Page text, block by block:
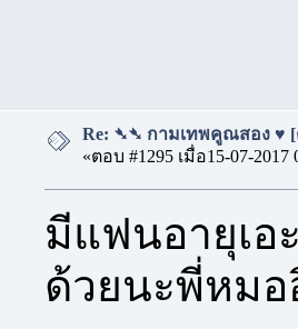
Re: ➴➴ กามเทพคูณสอง ♥ [
«ตอบ #1295 เมื่อ15-07-2017
มีแฟนอายุเอ
ด้วยนะพี่หมอ